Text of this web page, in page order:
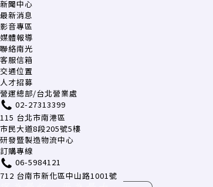
新聞中心
最新消息
影音專區
媒體報導
聯絡南光
客服信箱
交通位置
人才招募
營運總部/台北營業處
02-27313399
115 台北市南港區
市民大道8段205號5樓
研發暨製造物流中心
訂購專線
06-5984121
712 台南市新化區中山路1001號